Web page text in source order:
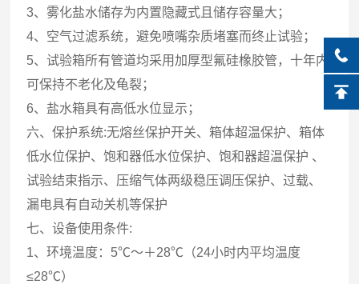
3、雾化盐水储存为内置隐藏式且储存容量大；
4、空气过滤系统，避免喷嘴杂质堵塞而终止试验；
5、试验箱所有管道均采用加厚型氟硅橡胶管，十年内
可保持不老化及龟裂；
6、盐水箱具有高低水位显示；
六、保护系统:无熔丝保护开关、箱体超温保护、箱体
低水位保护、饱和器低水位保护、饱和器超温保护 、
试验结束指示、压缩气体两级稳压调压保护、过载、
漏电具有自动关机等保护
七、设备使用条件:
1、环境温度：5℃～＋28℃（24小时内平均温度
≤28℃）